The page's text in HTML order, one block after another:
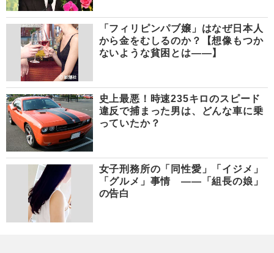
「フィリピンパブ嬢」はなぜ日本人
から金をむしるのか？【想像もつか
ないような貧困とは――】
史上最悪！時速235キロのスピード
違反で捕まった男は、どんな車に乗
っていたか？
女子刑務所の「同性愛」「イジメ」
「グルメ」事情 ――「組長の娘」
の告白